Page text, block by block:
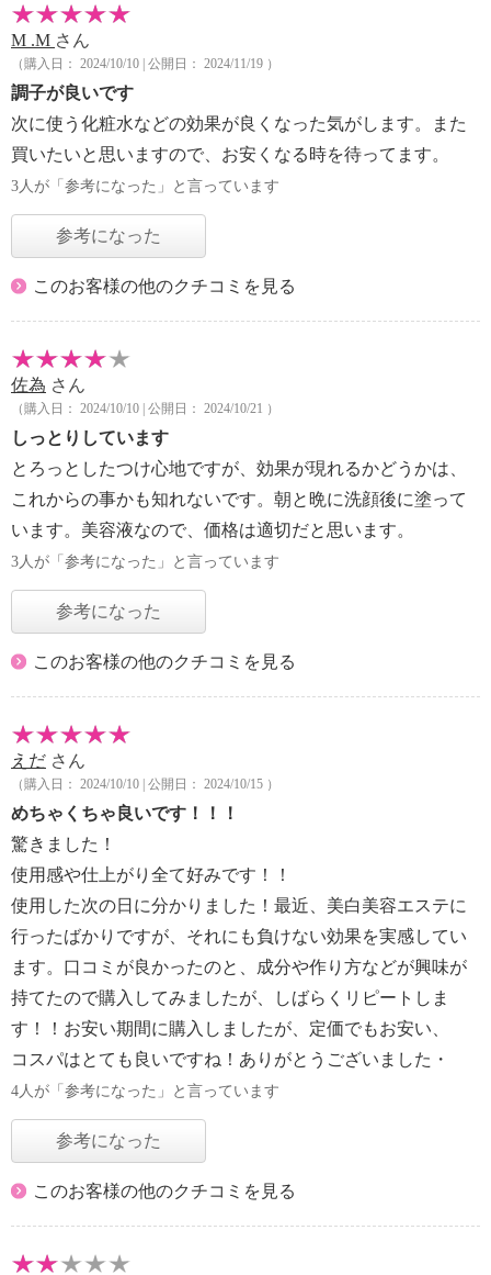
M .M さん
（購入日： 2024/10/10 | 公開日： 2024/11/19 ）
調子が良いです
次に使う化粧水などの効果が良くなった気がします。また
買いたいと思いますので、お安くなる時を待ってます。
3人が「参考になった」と言っています
参考になった
このお客様の他のクチコミを見る
佐為 さん
（購入日： 2024/10/10 | 公開日： 2024/10/21 ）
しっとりしています
とろっとしたつけ心地ですが、効果が現れるかどうかは、
これからの事かも知れないです。朝と晩に洗顔後に塗って
います。美容液なので、価格は適切だと思います。
3人が「参考になった」と言っています
参考になった
このお客様の他のクチコミを見る
えだ さん
（購入日： 2024/10/10 | 公開日： 2024/10/15 ）
めちゃくちゃ良いです！！！
驚きました！
使用感や仕上がり全て好みです！！
使用した次の日に分かりました！最近、美白美容エステに
行ったばかりですが、それにも負けない効果を実感してい
ます。口コミが良かったのと、成分や作り方などが興味が
持てたので購入してみましたが、しばらくリピートしま
す！！お安い期間に購入しましたが、定価でもお安い、
コスパはとても良いですね！ありがとうございました・
4人が「参考になった」と言っています
参考になった
このお客様の他のクチコミを見る